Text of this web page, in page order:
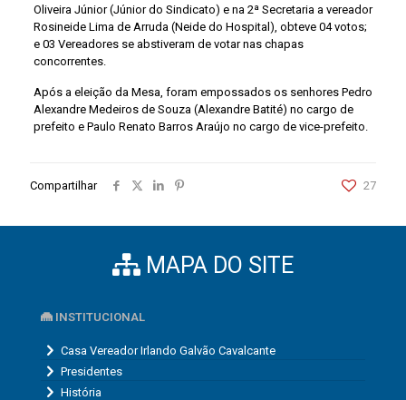
Oliveira Júnior (Júnior do Sindicato) e na 2ª Secretaria a vereador
Rosineide Lima de Arruda (Neide do Hospital), obteve 04 votos;
e 03 Vereadores se abstiveram de votar nas chapas
concorrentes.
Após a eleição da Mesa, foram empossados os senhores Pedro
Alexandre Medeiros de Souza (Alexandre Batité) no cargo de
prefeito e Paulo Renato Barros Araújo no cargo de vice-prefeito.
Compartilhar 27
MAPA DO SITE
INSTITUCIONAL
Casa Vereador Irlando Galvão Cavalcante
Presidentes
História